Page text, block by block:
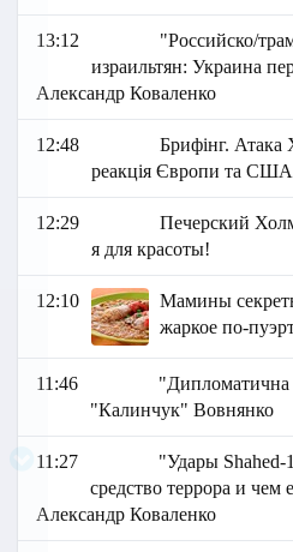
13:12
"Российско/
израильтян: Украина
Александр Коваленко
12:48
Брифінг.
реакція Європи та США
12:29
Печерский
я для красоты!
12:10
Мамины
жаркое по-
11:46
"Дипломатична
"Калинчук" Вовнянко
11:27
"Удары Shahed-
средство террора и чем
Александр Коваленко